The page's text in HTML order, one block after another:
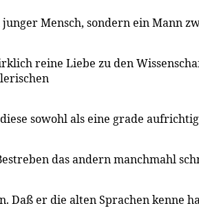
Mensch, sondern ein Mann
reine Liebe zu den
sowohl als eine grade
das andern manchmahl
Daß er die alten Sprachen kenne